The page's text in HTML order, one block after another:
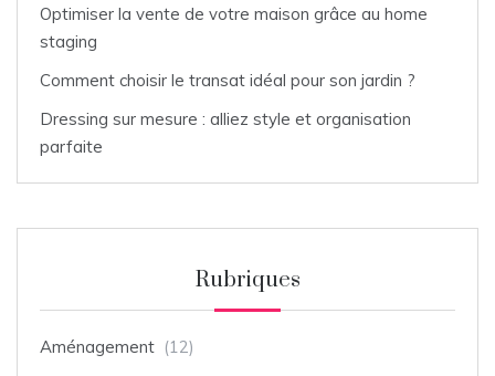
Optimiser la vente de votre maison grâce au home
staging
Comment choisir le transat idéal pour son jardin ?
Dressing sur mesure : alliez style et organisation
parfaite
Rubriques
Aménagement (12)